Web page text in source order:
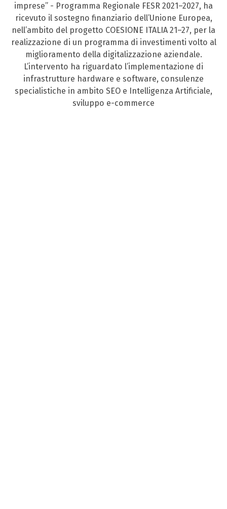
imprese” - Programma Regionale FESR 2021–2027, ha
ricevuto il sostegno finanziario dell’Unione Europea,
nell’ambito del progetto COESIONE ITALIA 21–27, per la
realizzazione di un programma di investimenti volto al
miglioramento della digitalizzazione aziendale.
L’intervento ha riguardato l’implementazione di
infrastrutture hardware e software, consulenze
specialistiche in ambito SEO e Intelligenza Artificiale,
sviluppo e-commerce